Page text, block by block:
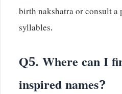
birth nakshatra or consult a
syllables.
Q5. Where can I
inspired names?